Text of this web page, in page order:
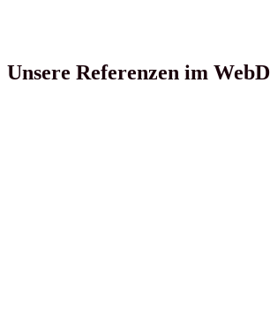
Unsere Referenzen im